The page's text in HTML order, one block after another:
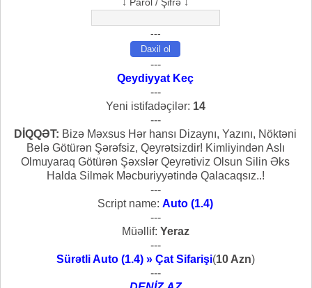
---
---
Qeydiyyat Keç
---
Yeni istifadəçilər: 14
---
DİQQƏT: Bizə Məxsus Hər hansı Dizaynı, Yazını, Nöktəni
Belə Götürən Şərəfsiz, Qeyrətsizdir! Kimliyindən Aslı
Olmuyaraq Götürən Şəxslər Qeyrətiviz Olsun Silin Əks
Halda Silmək Məcburiyyətində Qalacaqsız..!
---
Script name: Auto (1.4)
---
Müəllif: Yeraz
---
Sürətli Auto (1.4) » Çat Sifarişi(10 Azn)
---